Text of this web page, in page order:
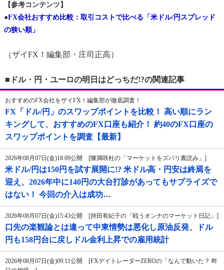
【参考コンテンツ】
●FX会社おすすめ比較：取引コストで比べる「米ドル/円スプレッド
の狭い順」
（ザイFX！編集部・庄司正高）
■ドル・円・ユーロの明日はどっちだ!?の関連記事
おすすめのFX会社をザイFX！編集部が徹底調査！
FX「ドル/円」のスワップポイントを比較！ 高い順にラン
キングして、おすすめのFX口座も紹介！ 約40のFX口座の
スワップポイントを調査【最新】
2026年08月07日(金)18:09公開 [陳満咲杜の「マーケットをズバリ裏読み」]
米ドル/円は150円を試す展開に!? 米ドル高・円安は終焉を
迎え、2026年中に140円の大台打診があってもサプライズで
はない！ 今回の介入は成功…
2026年08月07日(金)15:43公開 [持田有紀子の「戦うオンナのマーケット日記」]
口先の楽観論とは違って中東情勢は悪化し原油反発、ドル
円も158円台に戻しドル金利上昇での雇用統計
2026年08月07日(金)09:11公開 [FXデイトレーダーZEROの「なんで動いた？ 昨